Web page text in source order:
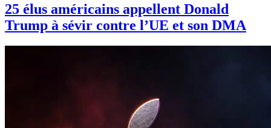
25 élus américains appellent Donald
Trump à sévir contre l’UE et son DMA